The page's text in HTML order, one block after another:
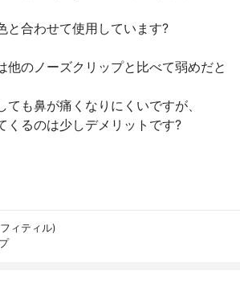
と合わせて使用しています?
他のノーズクリップと比べて弱めだと
ても鼻が痛くなりにくいですが、
くるのは少しデメリットです?
ィティル)